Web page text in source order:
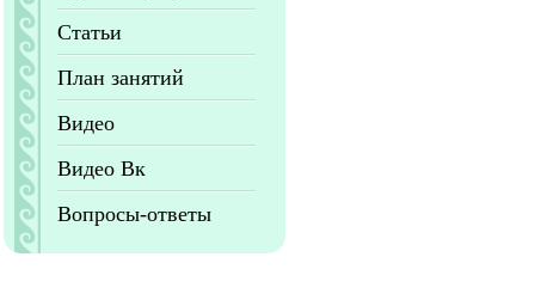
Статьи
План занятий
Видео
Видео Вк
Вопросы-ответы